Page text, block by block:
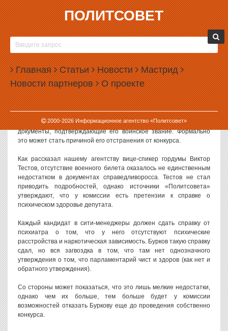
ПОЛИТСОВЕТ
Главная Статьи Новости Мастрид
Новости партнеров О проекте
2000-2026Информационное агентство «Политсовет»
09.10.2013, 11:33
ПСИХИЧЕСКОЕ ЗДОРОВЬЕ БУРКОВА
ВЫЗВАЛО ВОПРОСЫ
Отсутствие военного билета может стать не единственным
препятствием для Александра Буркова, пытающегося стать сити-
менеджером Екатеринбурга. По некоторым данным, у комиссии
возникли вопросы и к его справке о психическом здоровье.
Как стало известно вчера, депутат не сдал в комиссию
документы, подтверждающие его воинское звание. Формально
это может стать причиной его отстранения от конкурса.
Как рассказал нашему агентству вице-спикер гордумы Виктор
Тестов, отсутствие военного билета оказалось не единственным
недостатком в документах справедливоросса. Тестов не стал
приводить подробностей, однако источники «Политсовета»
утверждают, что у комиссии есть претензии к справке о
психическом здоровье депутата.
Каждый кандидат в сити-менеджеры должен сдать справку от
психиатра о том, что у него отсутствуют психические
расстройства и наркотическая зависимость. Бурков такую справку
сдал, но вся загвоздка в том, что там нет однозначного
утверждения о том, что парламентарий чист и здоров (как нет и
обратного утверждения).
Со стороны может показаться, что это лишь мелкие недостатки,
однако чем их больше, тем больше будет у комиссии
возможностей отказать Буркову еще до проведения собственно
конкурса.